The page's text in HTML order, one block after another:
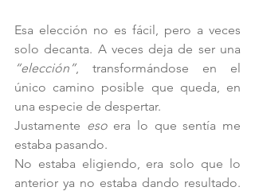
Esa elección no es fácil, pero a veces
“elección”, transformándose en el
único camino posible que queda, en
una especie de despertar.
Justamente eso era lo que sentía me
estaba pasando.
No estaba eligiendo, era solo que lo
anterior ya no estaba dando resultado.